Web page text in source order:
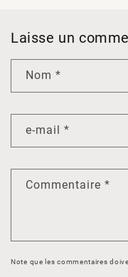
Laisse un
Nom *
e-mail *
Commentaire *
Note que les commentaires